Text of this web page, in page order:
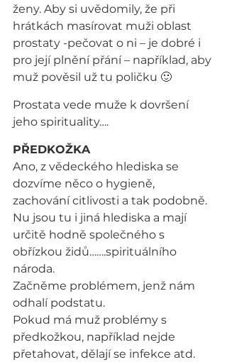
ženy. Aby si uvědomily, že při
hrátkách masírovat muži oblast
prostaty -pečovat o ni – je dobré i
pro její plnění přání – například, aby
muž pověsil už tu poličku 🙂
Prostata vede muže k dovršení
jeho spirituality….
PŘEDKOŽKA
Ano, z vědeckého hlediska se
dozvíme něco o hygieně,
zachování citlivosti a tak podobně.
Nu jsou tu i jiná hlediska a mají
určitě hodně společného s
obřízkou židů…….spirituálního
národa.
Začněme problémem, jenž nám
odhalí podstatu.
Pokud má muž problémy s
předkožkou, například nejde
přetahovat, dělají se infekce atd.